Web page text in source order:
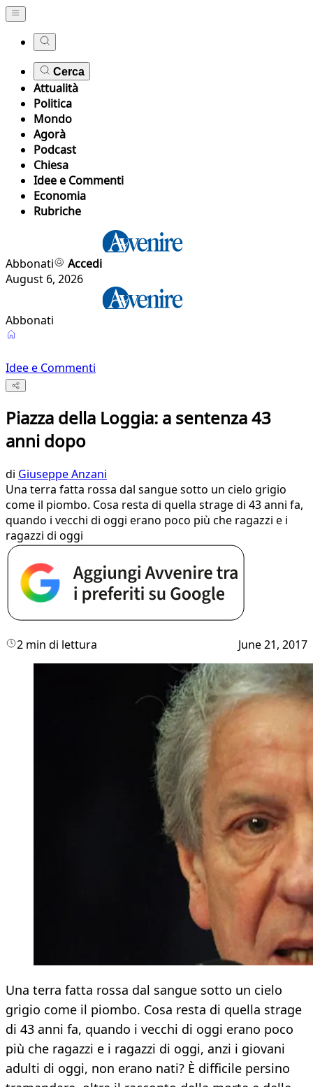
Cerca
Attualità
Politica
Mondo
Agorà
Podcast
Chiesa
Idee e Commenti
Economia
Rubriche
Abbonati
Accedi
August 6, 2026
Abbonati
Idee e Commenti
Piazza della Loggia: a sentenza 43
anni dopo
di Giuseppe Anzani
Una terra fatta rossa dal sangue sotto un cielo grigio
come il piombo. Cosa resta di quella strage di 43 anni fa,
quando i vecchi di oggi erano poco più che ragazzi e i
ragazzi di oggi
2 min di lettura June 21, 2017
Una terra fatta rossa dal sangue sotto un cielo
grigio come il piombo. Cosa resta di quella strage
di 43 anni fa, quando i vecchi di oggi erano poco
più che ragazzi e i ragazzi di oggi, anzi i giovani
adulti di oggi, non erano nati? È difficile persino